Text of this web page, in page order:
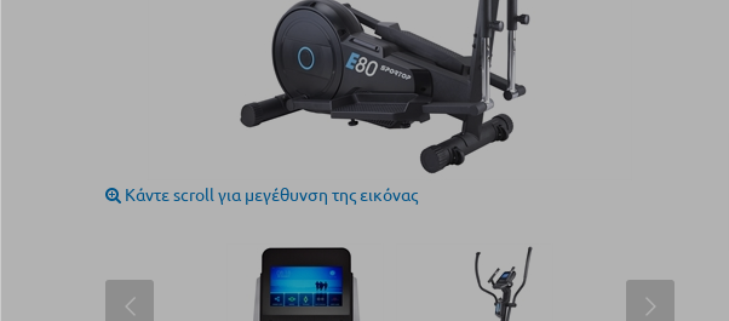
Κάντε scroll για μεγέθυνση της εικόνας